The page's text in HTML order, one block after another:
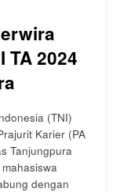
TA 2024
(TNI)
Karier (PA
Tanjungpura
dengan